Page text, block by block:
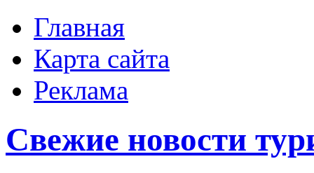
Главная
Карта сайта
Реклама
Свежие новости